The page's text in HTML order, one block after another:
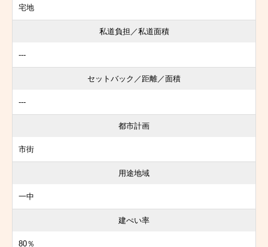
宅地
私道負担／私道面積
---
セットバック／距離／面積
---
都市計画
市街
用途地域
一中
建ぺい率
80％